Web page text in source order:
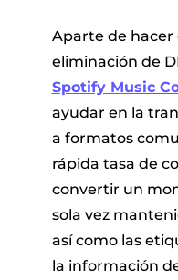
Aparte de hacer
eliminación de
Spotify Music
ayudar en la
a formatos
rápida tasa de
convertir un
sola vez
así como las
la información